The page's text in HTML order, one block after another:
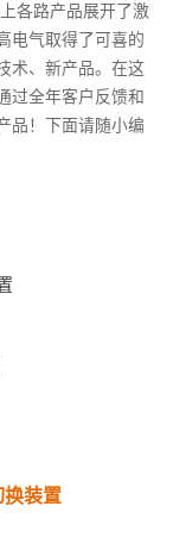
各路产品展开了激
电气取得了可喜的
术、新产品。在这
过全年客户反馈和
品！下面请随小编
换装置